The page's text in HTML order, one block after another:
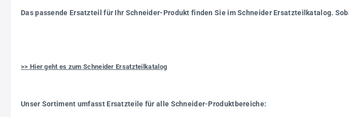
Das passende Ersatzteil für Ihr Schneider-Produkt finden Sie im Schneider Ersatzteilkatalog.
>> Hier geht es zum Schneider Ersatzteilkatalog
Unser Sortiment umfasst Ersatzteile für alle Schneider-Produktbereiche: